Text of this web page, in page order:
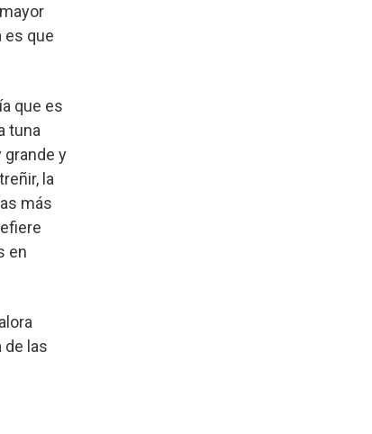
es que
que es
tuna
grande y
la
más
en
de las